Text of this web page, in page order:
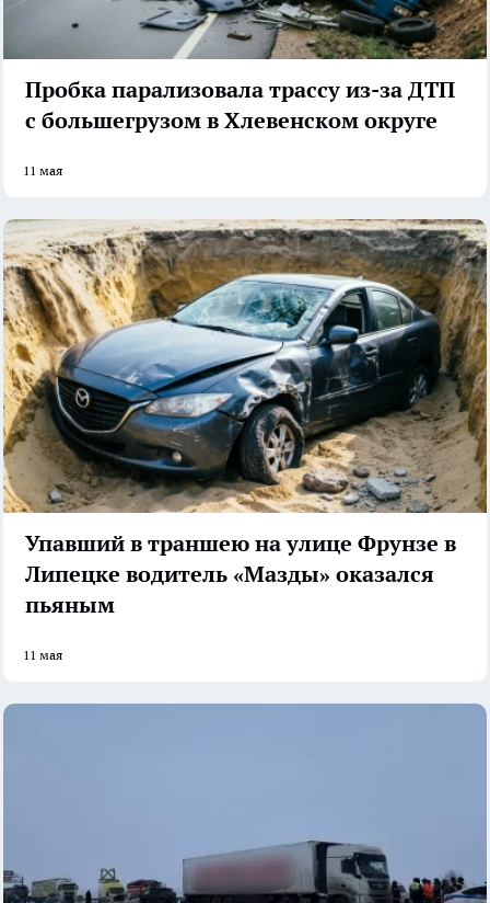
Пробка парализовала трассу из-за ДТП
с большегрузом в Хлевенском округе
11 мая
Упавший в траншею на улице Фрунзе в
Липецке водитель «Мазды» оказался
пьяным
11 мая